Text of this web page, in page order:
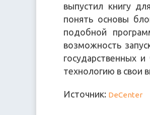
выпустил книгу
понять основы
подобной
возможность
государственных
технологию в свои
Источник: DeCenter